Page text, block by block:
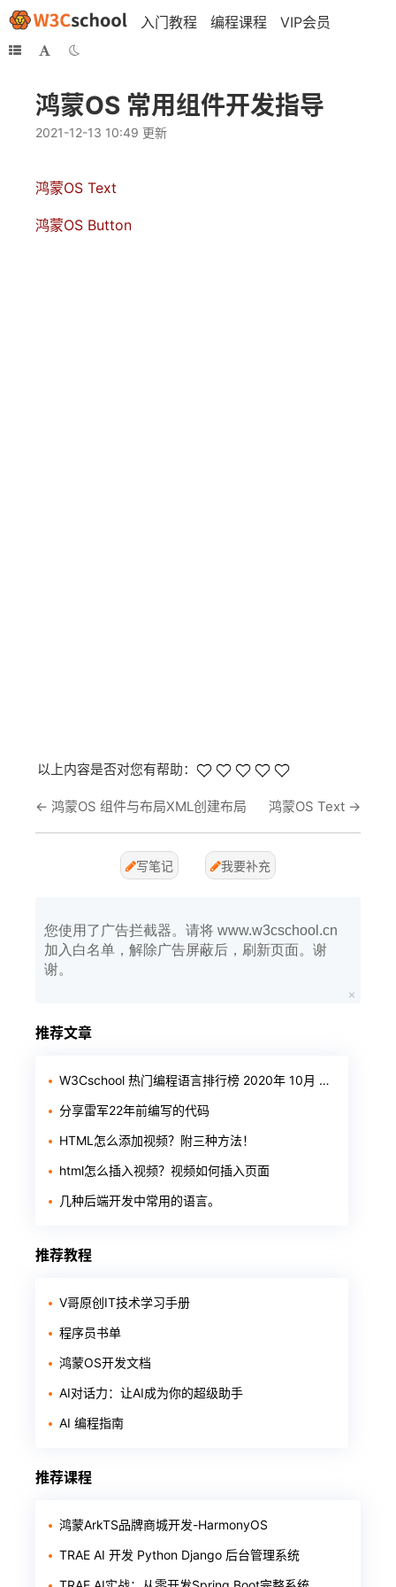
入门教程 编程课程 VIP会员
鸿蒙OS 常用组件开发指导
2021-12-13 10:49 更新
鸿蒙OS Text
鸿蒙OS Button
以上内容是否对您有帮助：
← 鸿蒙OS 组件与布局XML创建布局 鸿蒙OS Text →
写笔记 我要补充
您使用了广告拦截器。请将 www.w3cschool.cn
加入白名单，解除广告屏蔽后，刷新页面。谢
谢。
推荐文章
W3Cschool 热门编程语言排行榜 2020年 10月 TOP10
分享雷军22年前编写的代码
HTML怎么添加视频？附三种方法！
html怎么插入视频？视频如何插入页面
几种后端开发中常用的语言。
推荐教程
V哥原创IT技术学习手册
程序员书单
鸿蒙OS开发文档
AI对话力：让AI成为你的超级助手
AI 编程指南
推荐课程
鸿蒙ArkTS品牌商城开发-HarmonyOS
TRAE AI 开发 Python Django 后台管理系统